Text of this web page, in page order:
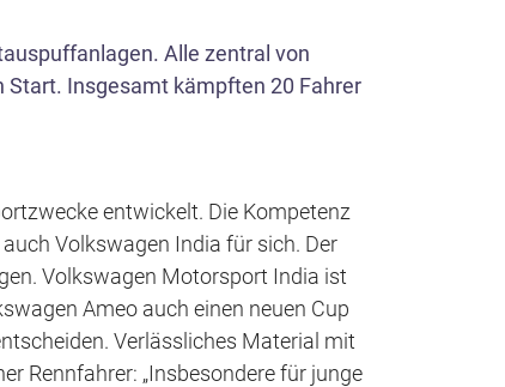
Alle zentral von
Start. Insgesamt kämpften 20 Fahrer
entwickelt. Die Kompetenz
Volkswagen India für sich. Der
Volkswagen Motorsport India ist
Ameo auch einen neuen Cup
Verlässliches Material mit
Rennfahrer: „Insbesondere für junge